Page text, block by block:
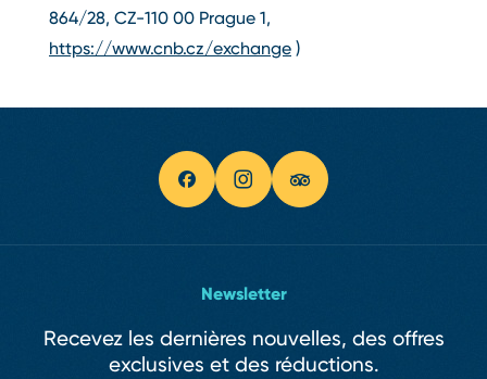
864/28, CZ-110 00 Prague 1,
https://www.cnb.cz/exchange )
Newsletter
Recevez les dernières nouvelles, des offres
exclusives et des réductions.